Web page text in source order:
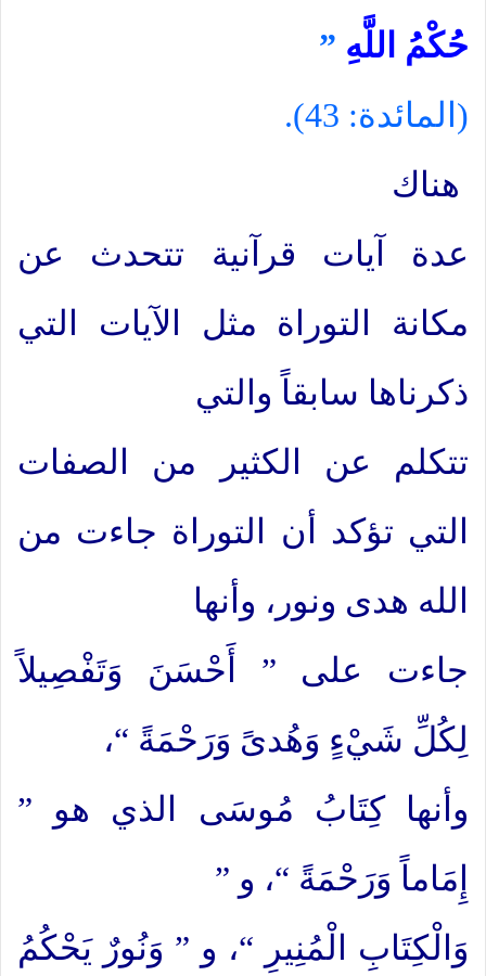
حُكْمُ اللَّهِ ”
(المائدة: 43).
هناك
عدة آيات قرآنية تتحدث عن
مكانة التوراة مثل الآيات التي
ذكرناها سابقاً والتي
تتكلم عن الكثير من الصفات
التي تؤكد أن التوراة جاءت من
الله هدى ونور، وأنها
جاءت على ” أَحْسَنَ وَتَفْصِيلاً
لِكُلِّ شَيْءٍ وَهُدىً وَرَحْمَةً “،
وأنها كِتَابُ مُوسَى الذي هو ”
إِمَاماً وَرَحْمَةً “، و ”
وَالْكِتَابِ الْمُنِيرِ “، و ” وَنُورٌ يَحْكُمُ